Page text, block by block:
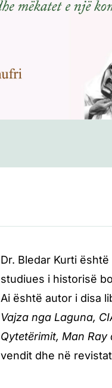
Dr. Bledar Kurti
studiues i historisë
Ai është autor i disa
Vajza nga Laguna,
Qytetërimit, Man Ray
vendit dhe në